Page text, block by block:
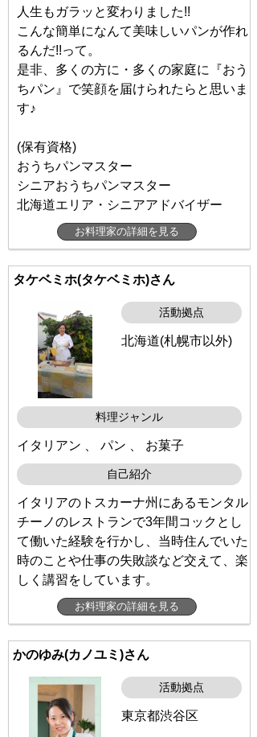
人生もガラッと変わりました!!
こんな簡単になんて美味しいパンが作れ
るんだ!!って。
是非、多くの方に・多くの家庭に『おう
ちパン』で笑顔を届けられたらと思いま
す♪
(保有資格)
おうちパンマスター
シニアおうちパンマスター
北海道エリア・シニアアドバイザー
お料理家の詳細を見る
タケベミホ(タケベミホ)さん
活動拠点
北海道(札幌市以外)
料理ジャンル
イタリアン 、 パン 、 お菓子
自己紹介
イタリアのトスカーナ州にあるモンタル
チーノのレストランで3年間コックとし
て働いた経験を行かし、当時住んでいた
時のことや仕事の失敗談など交えて、楽
しく講習をしています。
お料理家の詳細を見る
かのゆみ(カノユミ)さん
活動拠点
東京都渋谷区